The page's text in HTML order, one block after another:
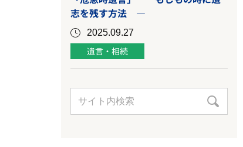
志を残す方法 ―
2025.09.27
遺言・相続